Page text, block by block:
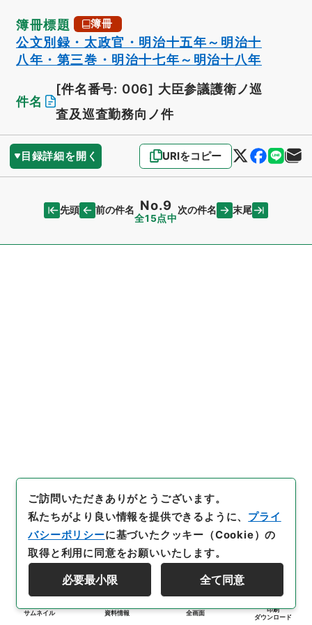
簿冊標題 簿冊
公文別録・太政官・明治十五年～明治十
八年・第三巻・明治十七年～明治十八年
件名
[件名番号: 006] 大臣参議護衛ノ巡
査及巡査勤務向ノ件
目録詳細を開く URIをコピー
先頭 前の件名 No.9
全15点中
次の件名 末尾
サムネイル 資料情報 全画面
印刷
ダウンロード
ご訪問いただきありがとうございます。
私たちがより良い情報を提供できるように、 プライ
バシーポリシーに基づいたクッキー（Cookie）の
取得と利用に同意をお願いいたします。
必要最小限 全て同意